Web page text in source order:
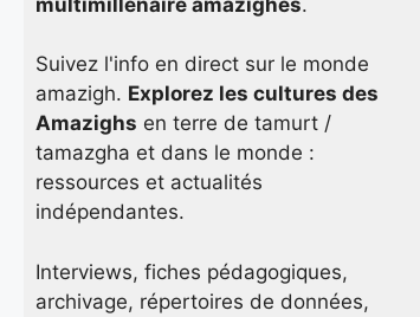
Suivez l'info en direct sur le monde
amazigh. Explorez les cultures des
Amazighs en terre de tamurt /
tamazgha et dans le monde :
ressources et actualités
indépendantes.
Interviews, fiches pédagogiques,
archivage, répertoires de données,